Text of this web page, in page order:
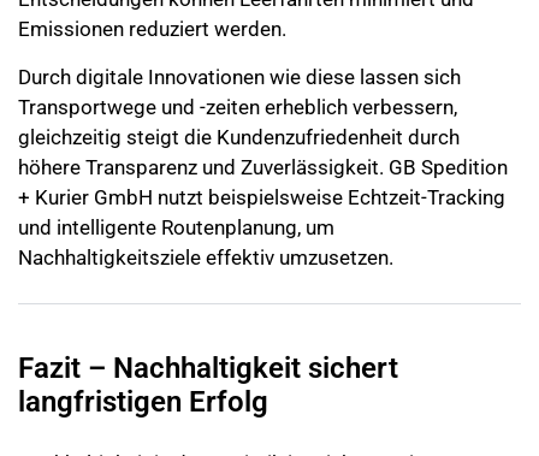
Emissionen reduziert werden.
Durch digitale Innovationen wie diese lassen sich
Transportwege und -zeiten erheblich verbessern,
gleichzeitig steigt die Kundenzufriedenheit durch
höhere Transparenz und Zuverlässigkeit. GB Spedition
+ Kurier GmbH nutzt beispielsweise Echtzeit-Tracking
und intelligente Routenplanung, um
Nachhaltigkeitsziele effektiv umzusetzen.
Fazit – Nachhaltigkeit sichert
langfristigen Erfolg